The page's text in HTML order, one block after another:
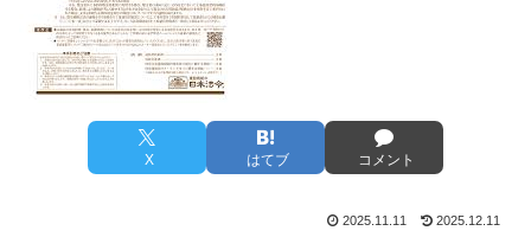
X はてブ コメント
2025.11.11 2025.12.11